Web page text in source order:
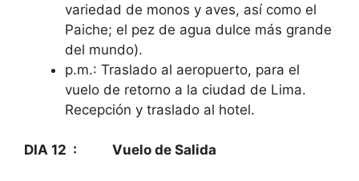
variedad de monos y aves, así como el
Paiche; el pez de agua dulce más grande
del mundo).
p.m.: Traslado al aeropuerto, para el
vuelo de retorno a la ciudad de Lima.
Recepción y traslado al hotel.
DIA 12 : Vuelo de Salida